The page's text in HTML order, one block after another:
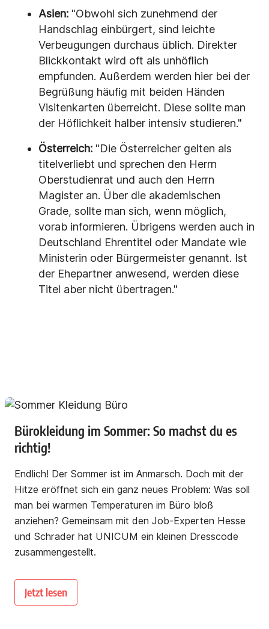
Asien: "Obwohl sich zunehmend der
Handschlag einbürgert, sind leichte
Verbeugungen durchaus üblich. Direkter
Blickkontakt wird oft als unhöflich
empfunden. Außerdem werden hier bei der
Begrüßung häufig mit beiden Händen
Visitenkarten überreicht. Diese sollte man
der Höflichkeit halber intensiv studieren."
Österreich: "Die Österreicher gelten als
titelverliebt und sprechen den Herrn
Oberstudienrat und auch den Herrn
Magister an. Über die akademischen
Grade, sollte man sich, wenn möglich,
vorab informieren. Übrigens werden auch in
Deutschland Ehrentitel oder Mandate wie
Ministerin oder Bürgermeister genannt. Ist
der Ehepartner anwesend, werden diese
Titel aber nicht übertragen."
Bürokleidung im Sommer: So machst du es
richtig!
Endlich! Der Sommer ist im Anmarsch. Doch mit der
Hitze eröffnet sich ein ganz neues Problem: Was soll
man bei warmen Temperaturen im Büro bloß
anziehen? Gemeinsam mit den Job-Experten Hesse
und Schrader hat UNICUM ein kleinen Dresscode
zusammengestellt.
Jetzt lesen